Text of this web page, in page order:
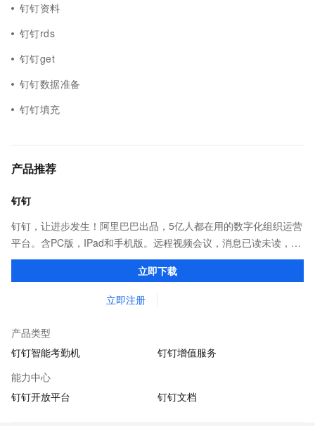
钉钉资料
钉钉rds
钉钉get
钉钉数据准备
钉钉填充
产品推荐
钉钉
钉钉，让进步发生！阿里巴巴出品，5亿人都在用的数字化组织运营
平台。含PC版，IPad和手机版。远程视频会议，消息已读未读，
DING消息任务管理，让沟通更高效；移动办公考勤，审批，钉闪
会，钉钉文档，钉钉教育解决方案。
立即下载
立即注册
产品类型
钉钉智能考勤机
钉钉增值服务
能力中心
钉钉开放平台
钉钉文档